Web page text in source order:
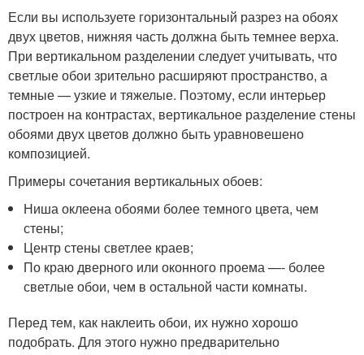
Если вы используете горизонтальный разрез на обоях
двух цветов, нижняя часть должна быть темнее верха.
При вертикальном разделении следует учитывать, что
светлые обои зрительно расширяют пространство, а
темные — узкие и тяжелые. Поэтому, если интерьер
построен на контрастах, вертикальное разделение стены
обоями двух цветов должно быть уравновешено
композицией.
Примеры сочетания вертикальных обоев:
Ниша оклеена обоями более темного цвета, чем
стены;
Центр стены светлее краев;
По краю дверного или оконного проема —- более
светлые обои, чем в остальной части комнаты.
Перед тем, как наклеить обои, их нужно хорошо
подобрать. Для этого нужно предварительно